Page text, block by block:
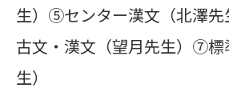
生）⑤センター漢文（北澤
古文・漢文（望月先生）⑦標
生）